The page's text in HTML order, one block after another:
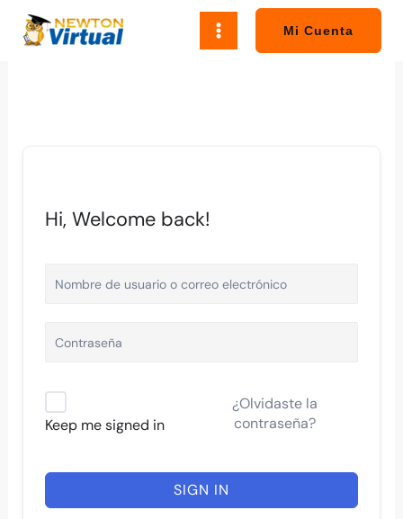
Mi Cuenta
Hi, Welcome back!
Keep me signed in
¿Olvidaste la
contraseña?
SIGN IN